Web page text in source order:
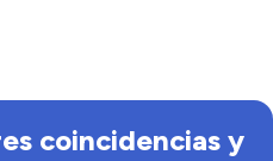
coincidencias y